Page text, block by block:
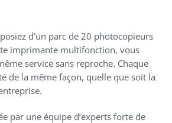
d’un parc de 20 photocopieurs
imprimante multifonction, vous
service sans reproche. Chaque
de la même façon, quelle que soit la
par une équipe d’experts forte de